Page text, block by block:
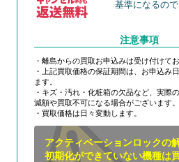
基準になるので
注意事項
・離島からの買取お申込みは受け付けてお
・上記買取価格の保証期間は、お申込み
ます。
・キズ・汚れ・化粧箱の欠品など、実際
減額や買取不可になる場合がございます。
・買取価格は日々変動します。
アクティベーションロックの
初期化ができていない機種は